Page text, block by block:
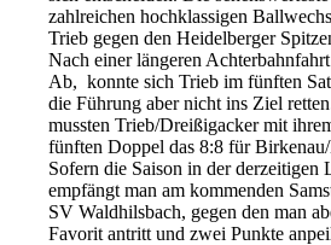
zahlreichen hochklassigen
Trieb gegen den Heidelberger
Nach einer längeren
Ab, konnte sich Trieb im fünften
die Führung aber nicht ins Ziel
mussten Trieb/Dreißigacker mit
fünften Doppel das 8:8 für
Sofern die Saison in der derzeitigen
empfängt man am kommenden
SV Waldhilsbach, gegen den man
Favorit antritt und zwei Punkte